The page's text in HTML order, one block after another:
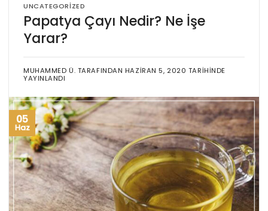
UNCATEGORIZED
Papatya Çayı Nedir? Ne İşe
Yarar?
MUHAMMED Ü. TARAFINDAN HAZIRAN 5, 2020 TARIHINDE
YAYINLANDI
05
Haz